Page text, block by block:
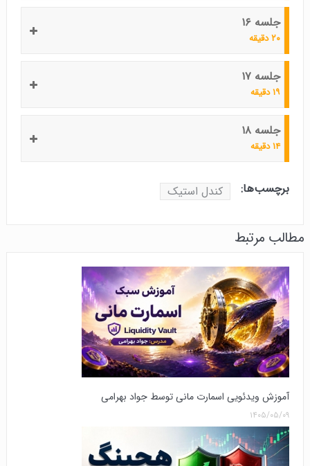
جلسه ۱۶
۲۰ دقیقه
جلسه ۱۷
۱۹ دقیقه
جلسه ۱۸
۱۴ دقیقه
برچسب‌ها: کندل استیک
مطالب مرتبط
آموزش ویدئویی اسمارت مانی توسط جواد بهرامی
۱۴۰۵/۰۵/۰۹